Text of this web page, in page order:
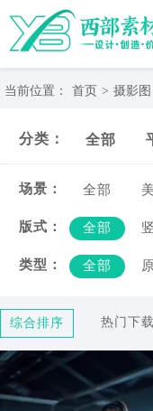
健
身-
西
网
当前位置： 首页 > 摄影图
分类： 全部
场景： 全部
版式： 全部
类型： 全部
综合排序 热门下载